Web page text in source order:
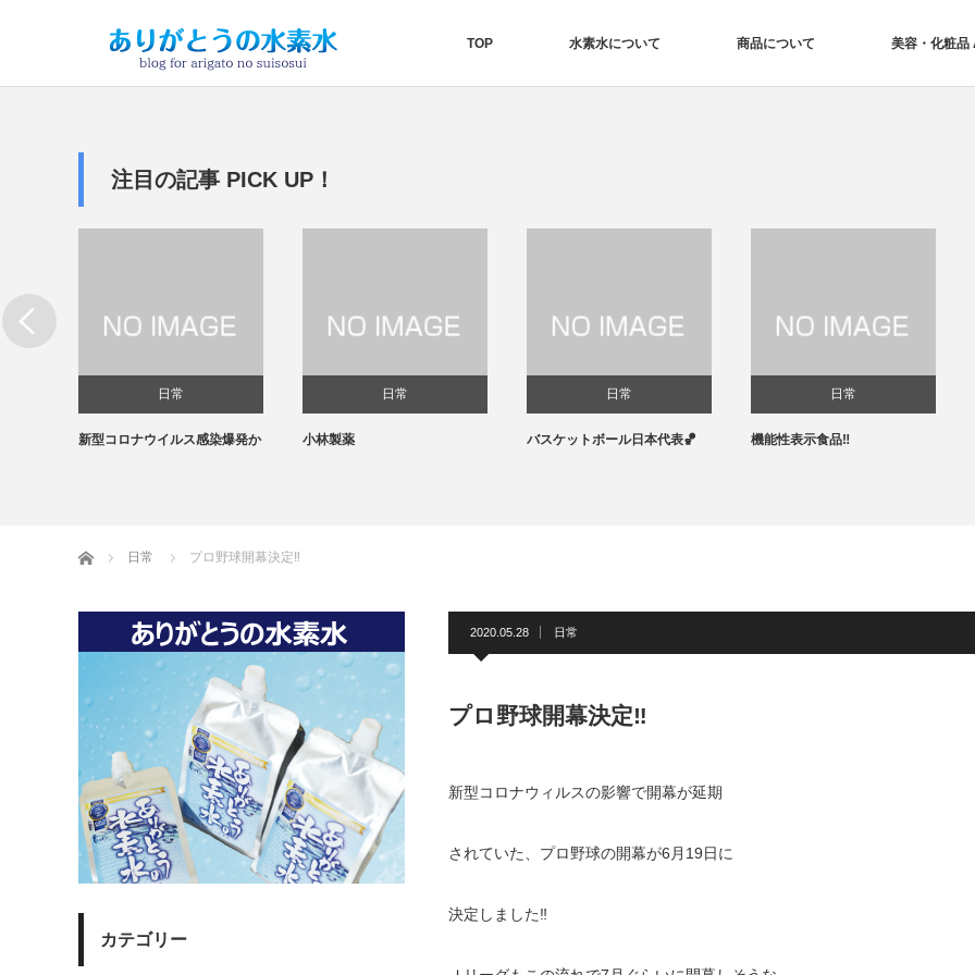
TOP 水素水について 商品について 美容・化粧品
注目の記事 PICK UP！
日常
新型コロナウイルス感染爆発か
日常
小林製薬
日常
バスケットボール日本代表🏀
日常
機能性表示食品‼️
ホーム 日常 プロ野球開幕決定‼️
2020.05.28 日常
プロ野球開幕決定‼️
新型コロナウィルスの影響で開幕が延期
されていた、プロ野球の開幕が6月19日に
決定しました‼️
カテゴリー